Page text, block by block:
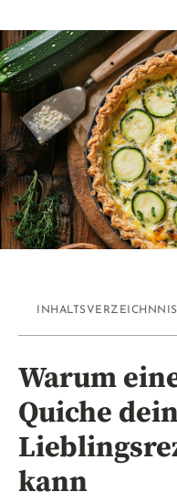
INHALTSVERZEICHNNIS
Warum
Quiche
kann